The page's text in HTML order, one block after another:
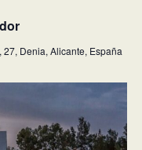
27, Denia, Alicante, España